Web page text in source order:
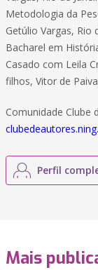
Metodologia da
Getúlio Vargas, Rio
Bacharel em
Casado com Leila
filhos, Vitor de
Comunidade Clube
Perfil
Mais